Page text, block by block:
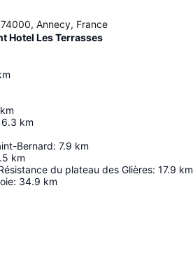
Annecy, France
Hotel Les Terrasses
km
6.3 km
Bernard: 7.9 km
km
du plateau des Glières: 17.9 km
: 34.9 km